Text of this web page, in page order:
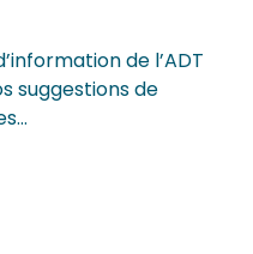
de l’ADT
suggestions de